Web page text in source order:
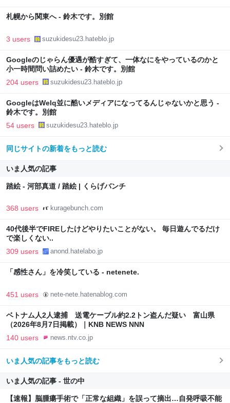
札幌から関東へ - 鈴木です。別館
3 users suzukidesu23.hateblo.jp
Googleのじゃらん優遇が酷すぎて、一体なにをやっているのかと
小一時間問い詰めたい - 鈴木です。別館
204 users suzukidesu23.hateblo.jp
GoogleはWelq並に酷いメディアになってるんじゃないかと思う -
鈴木です。別館
54 users suzukidesu23.hateblo.jp
同じサイトの新着をもっと読む
いま人気の記事
踏絵 - 河部真道 / 踏絵 | くらげバンチ
368 users kuragebunch.com
40代後半でFIREしたけどやりたいことがない。 毎日遊んでるだけ
で楽しくない..
309 users anond.hatelabo.jp
「感性さん」を冷笑している - netenete.
451 users nete-nete.hatenablog.com
ベトナム人2人逮捕 送電ケーブル約2.2トン盗んだ疑い 富山県
（2026年8月7日掲載）｜KNB NEWS NNN
140 users news.ntv.co.jp
いま人気の記事をもっと読む
いま人気の記事 - 世の中
【速報】脳腫瘍手術で「正常な組織」を誤って摘出…自発呼吸不能